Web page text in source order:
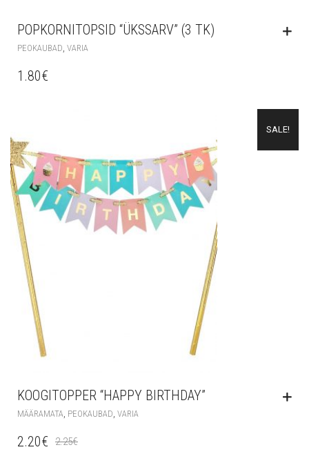
POPKORNITOPSID “ÜKSSARV” (3 TK)
PEOKAUBAD VARIA
1.80€
SALE!
KOOGITOPPER “HAPPY BIRTHDAY”
MÄÄRAMATA, PEOKAUBAD, VARIA
2.25€
2.20€